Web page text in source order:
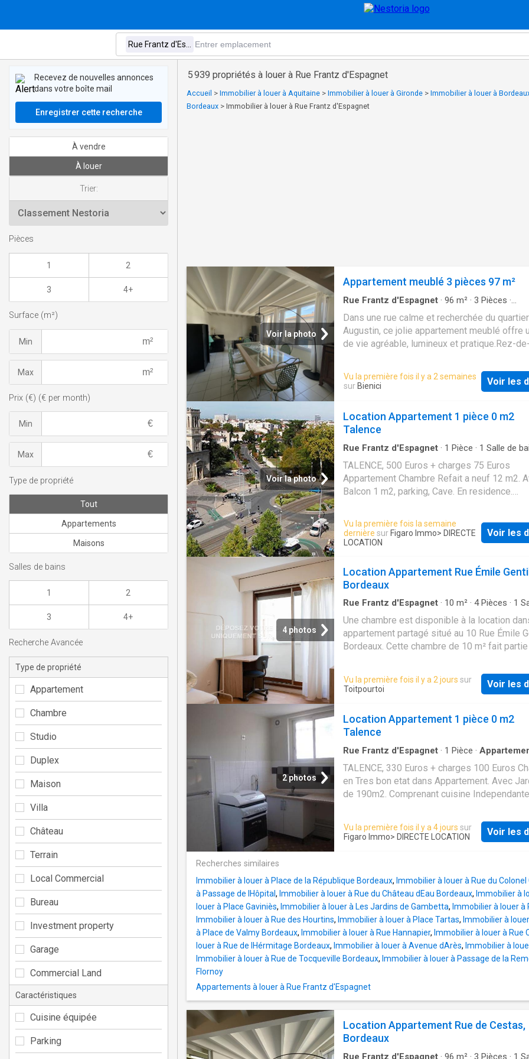
5 939 propriétés à louer à Rue Frantz d'Espagnet
Accueil > Immobilier à louer à Aquitaine > Immobilier à louer à Gironde > Immobilier à louer à
Bordeaux > Immobilier à louer à Rue Frantz d'Espagnet
Voir la photo
Appartement meublé 3 pièces 97 m²
Rue Frantz d'Espagnet · 96 m² · 3 Pièces ·
Dans une rue calme et recherchée du
Augustin, ce jolie appartement meublé offre
de vie agréable, lumineux et pratique.Rez-de-
table à manger, cuisine équipée semi-
tout baigné de lumière grâce aux grandes
Un WC séparéÀ l'étage: deux chambres, un
de bain spacieuse.Maison meubléeDouble
bonne isolationProche tramway, commerces
toutes commoditésSurface: 96m2Disponible
immédiatementLoyer: 1215 EUR/mois ccRue
Cestas Bordeaux Saint Augustin Consultez
nos offres sur notre site Internet
Vu la première fois il y a 2 semaines
sur Bienici Voir les
Voir la photo
Location Appartement 1 pièce 0 m2
Talence
Rue Frantz d'Espagnet · 1 Pièce · 1 Salle de
TALENCE, 500 Euros + charges 75 Euros
Appartement Chambre Refait a neuf 12 m2.
Balcon 1 m2, parking, Cave. En residence.
commerces. Caution: 2 mois HC. Nous fd
Vu la première fois la semaine
dernière surFigaro Immo> DIRECTE
LOCATION
Voir les
4 photos
Location Appartement Rue Émile
Bordeaux
Rue Frantz d'Espagnet · 10 m² · 4Pièces · 1
Une chambre est disponible à la location
appartement partagé situé au 10 Rue Émile
Bordeaux. Cette chambre de 10 m² fait
Vu la première fois il y a 2 jours sur
Toitpourtoi
Voir les
2 photos
Location Appartement 1 pièce 0 m2
Talence
Rue Frantz d'Espagnet · 1 Pièce ·
TALENCE, 330 Euros + charges 100 Euros
en Tres bon etat dans Appartement. Avec
de 190m2. Comprenant cuisine
commerces. Caution: 1 mois HC. A visiter
05.56.04.04.04 fd 220 Euros
Vu la première fois il y a 4 jours sur
Figaro Immo> DIRECTE LOCATION Voir les
Recherches similaires
Immobilier à louer à Place de la République Bordeaux, Immobilier à louer à Rue du
à Passage de lHôpital , Immobilier à louer à Rue du Château dEau Bordeaux, Immobilier à
louer à Place Gaviniès, Immobilier à louer à Les Jardins de Gambetta, Immobilier à louer à
Immobilier à louer à Rue des Hourtins, Immobilier à louer à Place Tartas, Immobilier à
à Place de Valmy Bordeaux, Immobilier à louer à Rue Hannapier, Immobilier à louer à Rue
louer à Rue de lHérmitage Bordeaux, Immobilier à louer à Avenue dArès, Immobilier à
Immobilier à louer à Rue de Tocqueville Bordeaux, Immobilier à louer à Passage de la
Flornoy
Appartements à louer à Rue Frantz d'Espagnet
Location Appartement Rue de Cestas,
Bordeaux
Rue Frantz d'Espagnet · 96 m² · 3 Pièces · 1
Recevez de nouvelles annonces
dans votre boîte mail
Enregistrer cette recherche
À vendre
À louer
Trier:
Pièces
1 2
3 4+
Surface (m²)
Min
Max
Prix (€) (€ per month)
Min
Max
Type de propriété
Tout
Appartements
Maisons
Salles de bains
1 2
3 4+
Recherche Avancée
Type de propriété
Appartement
Chambre
Studio
Duplex
Maison
Villa
Château
Terrain
Local Commercial
Bureau
Investment property
Garage
Commercial Land
Caractéristiques
Cuisine équipée
Parking